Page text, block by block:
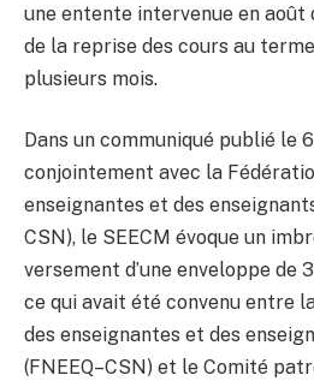
une entente intervenue en août
de la reprise des cours au
plusieurs mois.
Dans un communiqué publié le
conjointement avec la
enseignantes et des
CSN), le SEECM évoque un
versement d’une enveloppe de
ce qui avait été convenu entre
des enseignantes et des
(FNEEQ–CSN) et le Comité